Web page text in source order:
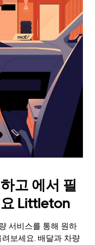
고 에서 필
Littleton
서비스를 통해 원하
보세요. 배달과 차량